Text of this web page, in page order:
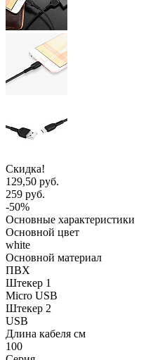
Скидка!
129,50 руб.
259 руб.
-50%
Основные характеристики
Основной цвет
white
Основной материал
ПВХ
Штекер 1
Micro USB
Штекер 2
USB
Длина кабеля см
100